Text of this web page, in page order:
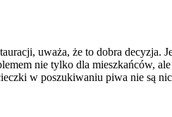
uważa, że to dobra decyzja.
nie tylko dla mieszkańców,
w poszukiwaniu piwa nie są